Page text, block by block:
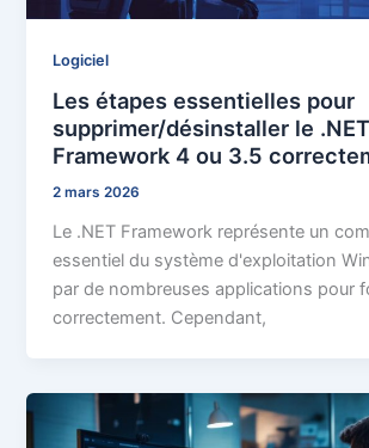
Logiciel
Les étapes essentielles pour
supprimer/désinstaller le .NET
Framework 4 ou 3.5
2 mars 2026
Le .NET Framework représente un
essentiel du système d'exploitation
par de nombreuses applications pour
correctement. Cependant,